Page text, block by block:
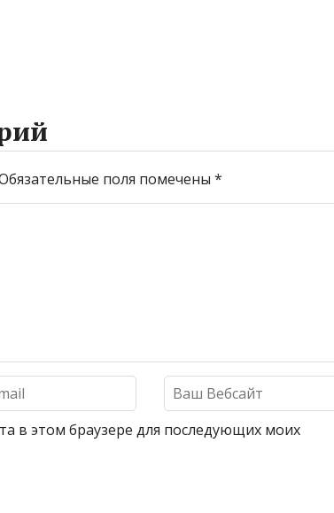
поля помечены *
в этом браузере для последующих моих